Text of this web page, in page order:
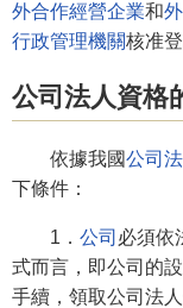
外合作經營企業和
行政管理機關核准
公司法人資格
依據我國公司法
下條件：
1． 公司 必須依
式而言，即公司的
手續，領取公司法